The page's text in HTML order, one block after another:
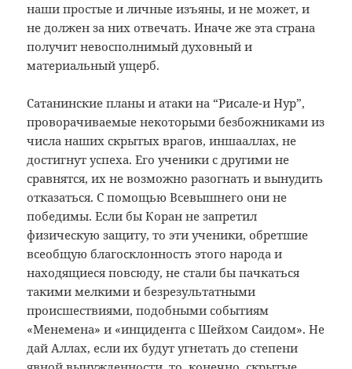
наши простые и личные изъяны, и не может, и
не должен за них отвечать. Иначе же эта страна
получит невосполнимый духовный и
материальный ущерб.
Сатанинские планы и атаки на “Рисале-и Нур”,
проворачиваемые некоторыми безбожниками из
числа наших скрытых врагов, иншааллах, не
достигнут успеха. Его ученики с другими не
сравнятся, их не возможно разогнать и вынудить
отказаться. С помощью Всевышнего они не
победимы. Если бы Коран не запретил
физическую защиту, то эти ученики, обретшие
всеобщую благосклонность этого народа и
находящиеся повсюду, не стали бы пачкаться
такими мелкими и безрезультатными
происшествиями, подобными событиям
«Менемена» и «инцидента с Шейхом Саидом». Не
дай Аллах, если их будут угнетать до степени